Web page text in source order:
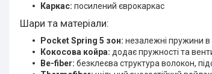
Каркас: посилений єврокаркас
Шари та матеріали:
Pocket Spring 5 зон: незалежні пружини в
Кокосова койра: додає пружності та
Be-fiber: безклеєва структура волокон,